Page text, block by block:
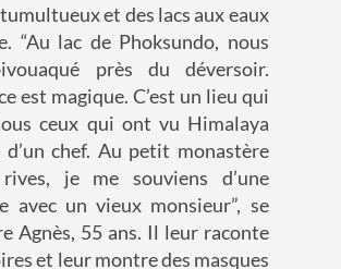
tumultueuxet des lacs aux eaux
. “Au lac de Phoksundo, nous
près du déversoir.
est magique. C’est un lieu qui
ceux qui ont vu Himalaya
d’un chef. Au petit monastère
, je me souviens d’une
avec un vieux monsieur”, se
Agnès, 55 ans. Il leur raconte
et leur montredes masques